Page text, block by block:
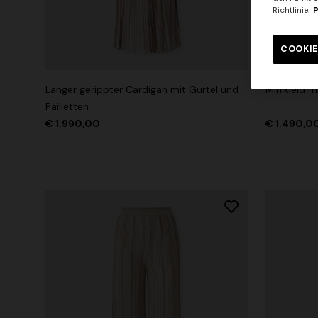
Langer gerippter Cardigan mit Gürtel und
Pailletten
€ 1.990,00
+ 2
Minikleid
€
Lamé-
mit
€ 833,00
Richtlinie.